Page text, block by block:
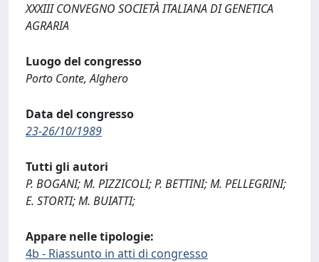
XXXIII CONVEGNO SOCIETÀ ITALIANA DI GENETICA
AGRARIA
Luogo del congresso
Porto Conte, Alghero
Data del congresso
23-26/10/1989
Tutti gli autori
P. BOGANI; M. PIZZICOLI; P. BETTINI; M. PELLEGRINI;
E. STORTI; M. BUIATTI;
Appare nelle tipologie:
4b - Riassunto in atti di congresso